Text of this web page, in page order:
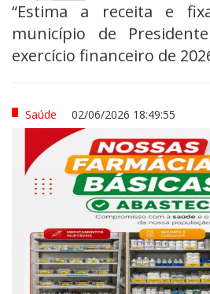
“Estima a receita e
município de
exercício financeiro de
Saúde 02/06/2026 18:49:55